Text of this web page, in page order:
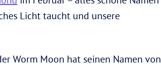
Licht taucht und unsere
Worm Moon hat seinen Namen von